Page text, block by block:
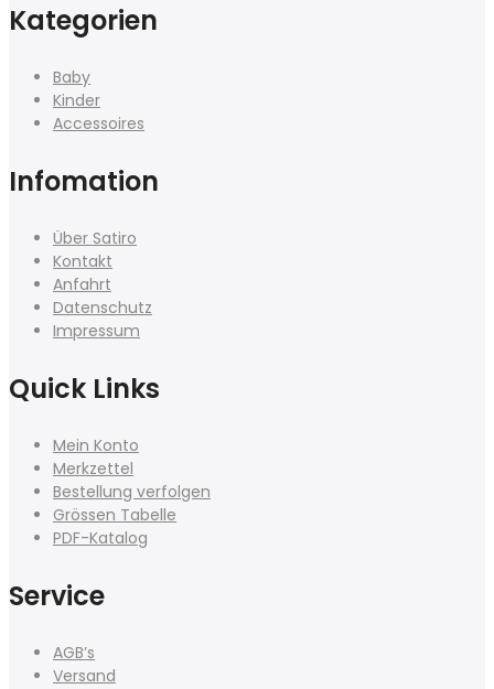
Kategorien
Baby
Kinder
Accessoires
Infomation
Über Satiro
Kontakt
Anfahrt
Datenschutz
Impressum
Quick Links
Mein Konto
Merkzettel
Bestellung verfolgen
Grössen Tabelle
PDF-Katalog
Service
AGB’s
Versand